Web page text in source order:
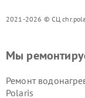
2021-2026 © СЦ
Мы
Ремонт
Polaris